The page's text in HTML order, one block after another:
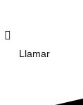
Llamar